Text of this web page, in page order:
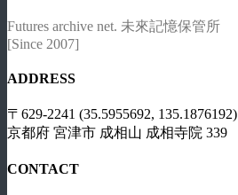
Futures archive net. 未來記憶保管所
[Since 2007]
ADDRESS
〒629-2241 (35.5955692, 135.1876192)
京都府 宮津市 成相山 成相寺院 339
CONTACT